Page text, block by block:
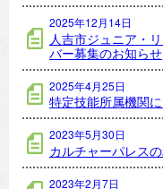
2025年12月14日
人吉市ジュニア・
バー募集のお知らせ
2025年4月25日
特定技能所属機関
2023年5月30日
カルチャーパレス
2023年2月7日